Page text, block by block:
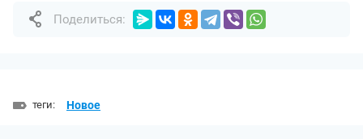
Поделиться:
теги: Новое